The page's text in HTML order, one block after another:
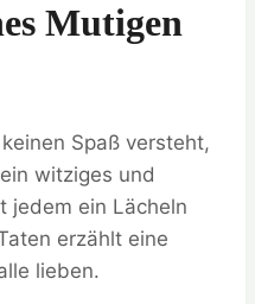
Mutigen
Spaß versteht,
witziges und
jedem ein Lächeln
erzählt eine
lieben.